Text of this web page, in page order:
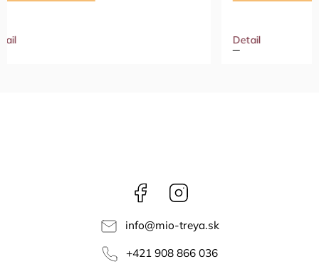
Facebook
info@mio-treya.sk
+421 908 866 036